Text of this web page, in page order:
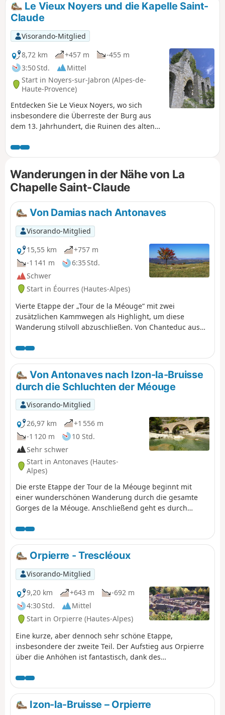
Le Vieux Noyers und die Kapelle Saint-
Claude
Visorando-Mitglied
8,72 km
+457 m
-455 m
3:50 Std.
Mittel
Start in Noyers-sur-Jabron (Alpes-de-
Haute-Provence)
Entdecken Sie Le Vieux Noyers, wo sich
insbesondere die Überreste der Burg aus
dem 13. Jahrhundert, die Ruinen des alten
Bethléem et Sainte-Euphémie befinden. Auf
dem Hinweg und Rückweg zur Kapelle Saint-
Claude kommen Sie an weiteren Ruinen und
ehemals dazugehörigen Weilern vorbei und
haben einen umfassenden Blick auf die
Stätte und die umliegenden Gipfel.
Wanderungen in der Nähe von La
Chapelle Saint-Claude
Von Damias nach Antonaves
Visorando-Mitglied
15,55 km
+757 m
-1 141 m
6:35 Std.
Schwer
Start in Éourres (Hautes-Alpes)
Vierte Etappe der „Tour de la Méouge“ mit zwei
zusätzlichen Kammwegen als Highlight, um diese
Wanderung stilvoll abzuschließen. Von Chanteduc aus
zurückgelegten Strecke mit eigenen Augen
nachverfolgen, und von Saint-Cyr aus überblickt man die
Täler des Buech und der Durance. Dazwischen liegen
wunderschöne Wälder.
Von Antonaves nach Izon-la-Bruisse
durch die Schluchten der Méouge
Visorando-Mitglied
26,97 km
+1 556 m
-1 120 m
10 Std.
Sehr schwer
Start in Antonaves (Hautes-
Alpes)
Die erste Etappe der Tour de la Méouge beginnt mit
einer wunderschönen Wanderung durch die gesamte
Gorges de la Méouge. Anschließend geht es durch
erreicht, von wo aus man einen herrlichen Blick auf
Dévoluy, Écrins und Ventoux hat. Dann erreicht man den
abgelegenen Weiler Izon-la-Bruisse mit seiner
spektakulären Aussicht. Es besteht die Möglichkeit, die
Etappe in zwei Teile zu teilen (empfohlen bei großer
Hitze oder schlechtem Wetter und je nach
Leistungsniveau der Teilnehmer) und die Nacht in der
Ferme de l'Ubac vor Barret-sur-Méouge zu verbringen.
Orpierre - Trescléoux
Visorando-Mitglied
9,20 km
+643 m
-692 m
4:30 Std.
Mittel
Start in Orpierre (Hautes-Alpes)
Eine kurze, aber dennoch sehr schöne Etappe,
insbesondere der zweite Teil. Der Aufstieg aus Orpierre
über die Anhöhen ist fantastisch, dank des
die Felsen schmiegt. Nach Le Suillet, einem schönen
Bergrücken und einer unvergesslichen Passage durch
schwarze Mergel, führt der GR® an der Herberge Gîte
du Mont Garde vorbei.
Izon-la-Bruisse – Orpierre